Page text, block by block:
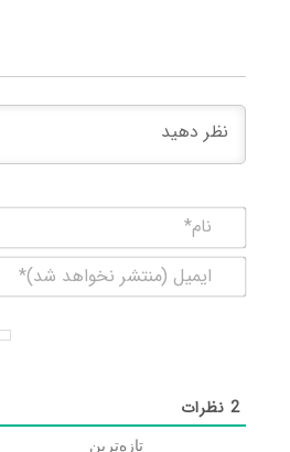
2نظرات
تازه‌ترین